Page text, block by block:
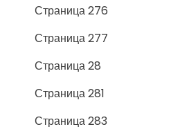
Страница 276
Страница 277
Страница 28
Страница 281
Страница 283